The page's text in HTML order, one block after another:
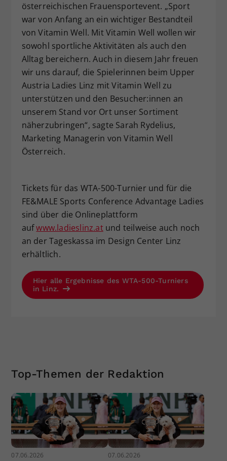
österreichischen Frauensportevent. „Sport
war von Anfang an ein wichtiger Bestandteil
von Vitamin Well. Mit Vitamin Well wollen wir
sowohl sportliche Aktivitäten als auch den
Alltag bereichern. Auch in diesem Jahr freuen
wir uns darauf, die Spielerinnen beim Upper
Austria Ladies Linz mit Vitamin Well zu
unterstützen und den Besucher:innen an
unserem Stand vor Ort unser Sortiment
näherzubringen“, sagte Sarah Rydelius,
Marketing Managerin von Vitamin Well
Österreich.
Tickets für das WTA-500-Turnier und für die
FE&MALE Sports Conference Advantage Ladies
sind über die Onlineplattform
aufwww.ladieslinz.atund teilweise auch noch
an der Tageskassa im Design Center Linz
erhältlich.
Hier alle Ergebnisse des WTA-500-Turniers
in Linz.
Top-Themen der Redaktion
07.06.2026 07.06.2026